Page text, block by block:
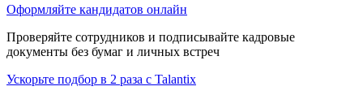
Оформляйте кандидатов онлайн
Проверяйте сотрудников и подписывайте кадровые
документы без бумаг и личных встреч
Ускорьте подбор в 2 раза с Talantix